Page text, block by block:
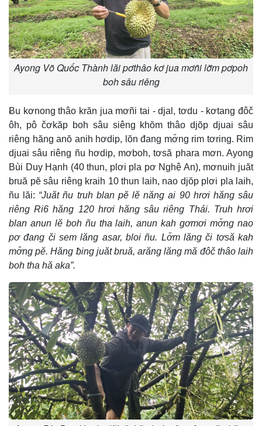
Ayong Võ Quốc Thành lăi pơthâo kơ jua mơñi lơ̆m pơpoh
boh sâu riêng
Ƀu kơnong thâo krăn jua mơñi tai - djal, tơdu - kơtang đôč
ôh, pô čơkăp boh sâu siêng khŏm thâo djŏp djuai sâu
riêng hăng anŏ anih hơdip, lŏn đang mơ̆ng rim tơring. Rim
djuai sâu riêng ñu hơdip, mơboh, tơsă phara mơn. Ayong
Bùi Duy Hạnh (40 thun, plơi pla pơ Nghệ An), mơnuih juăt
bruă pĕ sâu riêng kraih 10 thun laih, nao djŏp plơi pla laih,
ñu lăi: “Juăt ñu truh blan pĕ lĕ năng ai 90 hrơi hăng sâu
riêng Ri6 hăng 120 hrơi hăng sâu riêng Thái. Truh hrơi
blan anun lĕ boh ñu tha laih, anun kah gơmơi mơ̆ng nao
pơ đang či sem lăng asar, bloi ñu. Lơ̆m lăng či tơsă kah
mơ̆ng pĕ. Hăng ƀing juăt bruă, arăng lăng mă đôč thâo laih
boh tha hă aka”.